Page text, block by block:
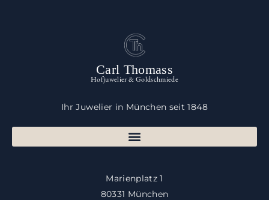
Carl Thomass
Hofjuwelier & Goldschmiede
Ihr Juwelier in München seit 1848
Marienplatz 1
80331 München